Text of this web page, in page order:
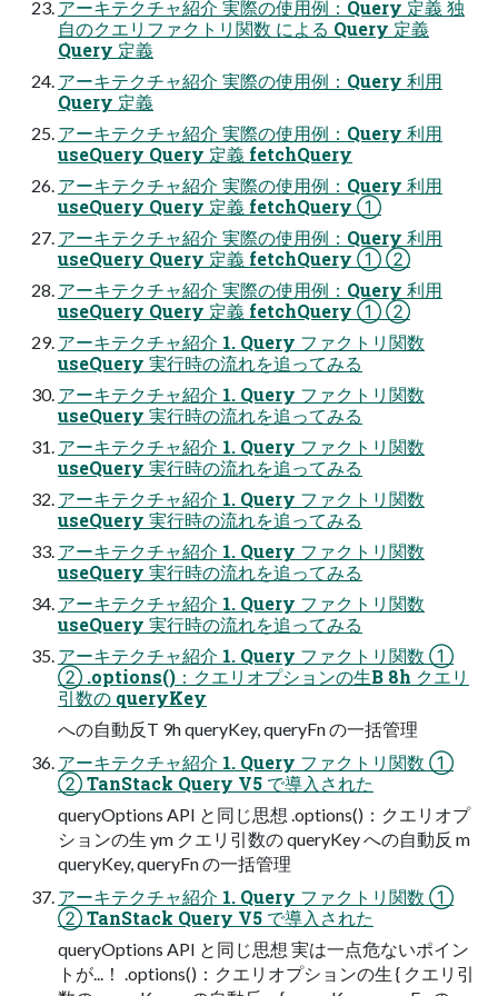
アーキテクチャ紹介 実際の使用例：Query 定義 独
自のクエリファクトリ関数 による Query 定義
Query 定義
アーキテクチャ紹介 実際の使用例：Query 利用
Query 定義
アーキテクチャ紹介 実際の使用例：Query 利用
useQuery Query 定義 fetchQuery
アーキテクチャ紹介 実際の使用例：Query 利用
useQuery Query 定義 fetchQuery ①
アーキテクチャ紹介 実際の使用例：Query 利用
useQuery Query 定義 fetchQuery ① ②
アーキテクチャ紹介 実際の使用例：Query 利用
useQuery Query 定義 fetchQuery ① ②
アーキテクチャ紹介 1. Query ファクトリ関数
useQuery 実行時の流れを追ってみる
アーキテクチャ紹介 1. Query ファクトリ関数
useQuery 実行時の流れを追ってみる
アーキテクチャ紹介 1. Query ファクトリ関数
useQuery 実行時の流れを追ってみる
アーキテクチャ紹介 1. Query ファクトリ関数
useQuery 実行時の流れを追ってみる
アーキテクチャ紹介 1. Query ファクトリ関数
useQuery 実行時の流れを追ってみる
アーキテクチャ紹介 1. Query ファクトリ関数
useQuery 実行時の流れを追ってみる
アーキテクチャ紹介 1. Query ファクトリ関数 ①
② .options()：クエリオプションの生B 8h クエリ
引数の queryKey
への自動反T 9h queryKey, queryFn の一括管理
アーキテクチャ紹介 1. Query ファクトリ関数 ①
② TanStack Query V5 で導入された
queryOptions API と同じ思想 .options()：クエリオプ
ションの生 ym クエリ引数の queryKey への自動反 m
queryKey, queryFn の一括管理
アーキテクチャ紹介 1. Query ファクトリ関数 ①
② TanStack Query V5 で導入された
queryOptions API と同じ思想 実は一点危ないポイン
トが...！ .options()：クエリオプションの生 { クエリ引